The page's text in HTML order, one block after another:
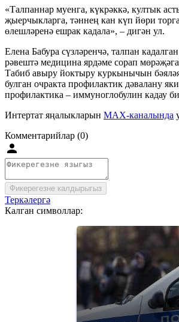
«Талпаннар муенга, күкрәккә, култык
җыерчыкларга, тәннең кан күп йөри
өлешләренә ешрак кадала», – дигән ул.
Елена Бабура сүзләренчә, талпан
рәвештә медицина ярдәме сорап
Табиб авыру йоктыру куркынычын
булган очракта профилактик дәвалану
профилактика – иммуноглобулин кадау
Интертат яңалыкларын MAX-каналында
Комментарийлар (0)
Фикерегезне калдырыгыз
Теркәлергә
Калган символлар: